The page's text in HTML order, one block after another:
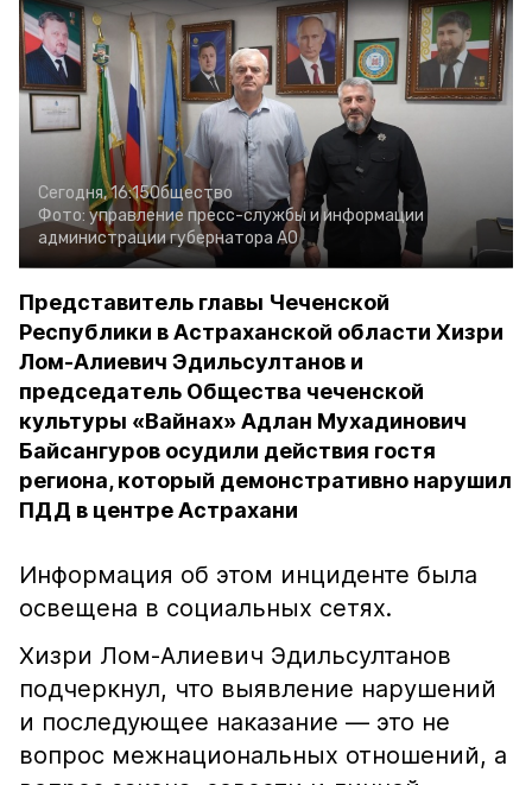
Сегодня, 16:15Общество
Фото: управление пресс-службы и информации
администрации губернатора АО
Представитель главы Чеченской
Республики в Астраханской области Хизри
Лом-Алиевич Эдильсултанов и
председатель Общества чеченской
культуры «Вайнах» Адлан Мухадинович
Байсангуров осудили действия гостя
региона, который демонстративно нарушил
ПДД в центре Астрахани
Информация об этом инциденте была
освещена в социальных сетях.
Хизри Лом-Алиевич Эдильсултанов
подчеркнул, что выявление нарушений
и последующее наказание — это не
вопрос межнациональных отношений, а